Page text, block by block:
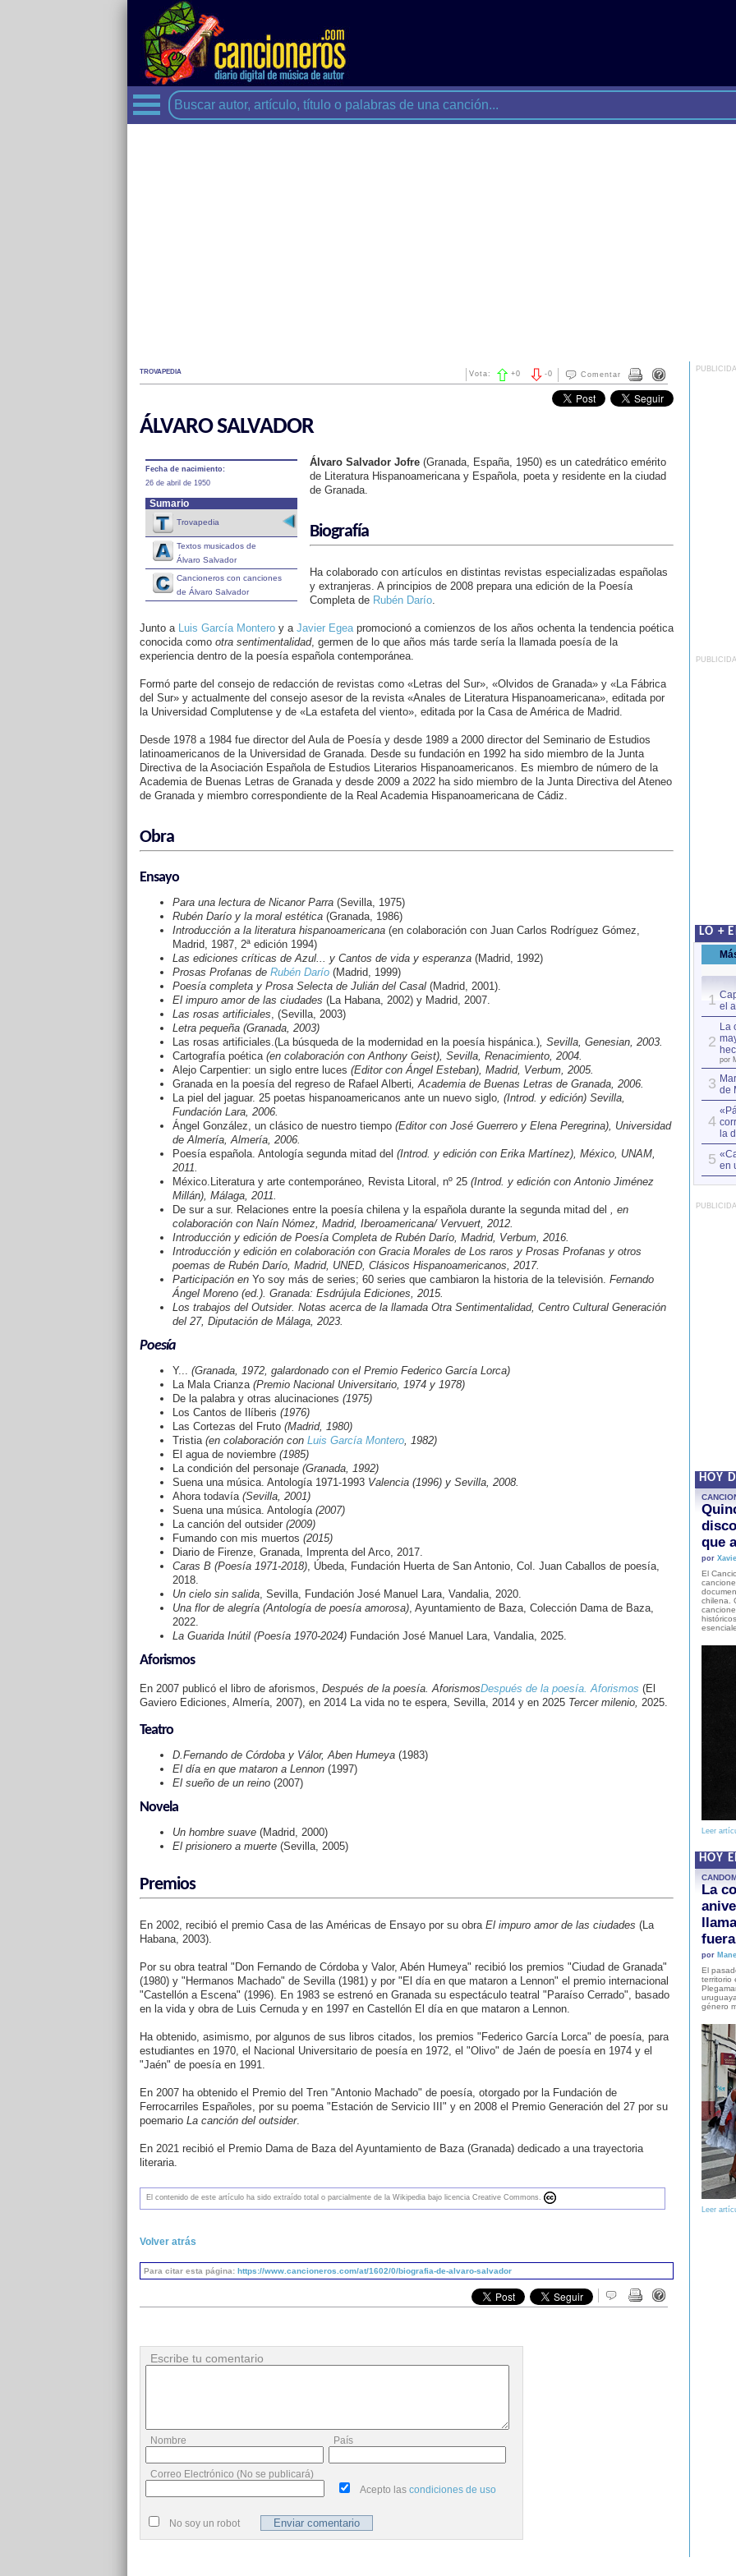
TROVAPEDIA Comentar
-0
Vota: +0
ÁLVARO SALVADOR
Fecha de nacimiento:
26 de abril de 1950
Sumario
Trovapedia
Textos musicados de
Álvaro Salvador
Cancioneros con canciones
de Álvaro Salvador
Álvaro Salvador Jofre(Granada, España, 1950) es un catedrático emérito
de Literatura Hispanoamericana y Española, poeta y residente en la ciudad
de Granada.
Biografía
Ha colaborado con artículos en distintas revistas especializadas españolas
y extranjeras. A principios de 2008 prepara una edición de la Poesía
Completa de Rubén Darío.
Junto a Luis García Monteroy a Javier Egeapromocionó a comienzos de los años ochenta la tendencia poética
conocida como otra sentimentalidad, germen de lo que años más tarde sería la llamada poesía de la
experiencia dentro de la poesía española contemporánea.
Formó parte del consejo de redacción de revistas como «Letras del Sur», «Olvidos de Granada» y «La Fábrica
del Sur» y actualmente del consejo asesor de la revista «Anales de Literatura Hispanoamericana», editada por
la Universidad Complutense y de «La estafeta del viento», editada por la Casa de América de Madrid.
Desde 1978 a 1984 fue director del Aula de Poesía y desde 1989 a 2000 director del Seminario de Estudios
latinoamericanos de la Universidad de Granada. Desde su fundación en 1992 ha sido miembro de la Junta
Directiva de la Asociación Española de Estudios Literarios Hispanoamericanos. Es miembro de número de la
Academia de Buenas Letras de Granada y desde 2009 a 2022 ha sido miembro de la Junta Directiva del Ateneo
de Granada y miembro correspondiente de la Real Academia Hispanoamericana de Cádiz.
Obra
Ensayo
Para una lectura de Nicanor Parra(Sevilla, 1975)
Rubén Darío y la moral estética(Granada, 1986)
Introducción a la literatura hispanoamericana(en colaboración con Juan Carlos Rodríguez Gómez,
Madrid, 1987, 2ª edición 1994)
Las ediciones críticas de Azul... y Cantos de vida y esperanza(Madrid, 1992)
Prosas Profanas de Rubén Darío(Madrid, 1999)
Poesía completa y Prosa Selecta de Julián del Casal(Madrid, 2001).
El impuro amor de las ciudades (La Habana, 2002) y Madrid, 2007.
Las rosas artificiales, (Sevilla, 2003)
Letra pequeña (Granada, 2003)
Las rosas artificiales.(La búsqueda de la modernidad en la poesía hispánica.), Sevilla, Genesian, 2003.
Cartografía poética(en colaboración con Anthony Geist), Sevilla, Renacimiento, 2004.
Alejo Carpentier: un siglo entre luces (Editor con Ángel Esteban), Madrid, Verbum, 2005.
Granada en la poesía del regreso de Rafael Alberti, Academia de Buenas Letras de Granada, 2006.
La piel del jaguar. 25 poetas hispanoamericanos ante un nuevo siglo, (Introd. y edición) Sevilla,
Fundación Lara, 2006.
Ángel González, un clásico de nuestro tiempo(Editor con José Guerrero y Elena Peregrina), Universidad
de Almería, Almería, 2006.
Poesía española. Antología segunda mitad del (Introd. y edición con Erika Martínez), México, UNAM,
2011.
México.Literatura y arte contemporáneo, Revista Litoral, nº 25(Introd. y edición con Antonio Jiménez
Millán), Málaga, 2011.
De sur a sur. Relaciones entre la poesía chilena y la española durante la segunda mitad del , en
colaboración con Naín Nómez, Madrid, Iberoamericana/ Vervuert, 2012.
Introducción y edición de Poesía Completa de Rubén Darío, Madrid, Verbum, 2016.
Introducción y edición en colaboración con Gracia Morales de Los raros y Prosas Profanas y otros
poemas de Rubén Darío, Madrid, UNED, Clásicos Hispanoamericanos, 2017.
Participación en Yo soy más de series; 60 series que cambiaron la historia de la televisión. Fernando
Ángel Moreno (ed.). Granada: Esdrújula Ediciones, 2015.
Los trabajos del Outsider. Notas acerca de la llamada Otra Sentimentalidad, Centro Cultural Generación
del 27, Diputación de Málaga, 2023.
Poesía
Y... (Granada, 1972, galardonado con el Premio Federico García Lorca)
La Mala Crianza(Premio Nacional Universitario, 1974 y 1978)
De la palabra y otras alucinaciones (1975)
Los Cantos de Ilíberis (1976)
Las Cortezas del Fruto(Madrid, 1980)
Tristia(en colaboración con Luis García Montero, 1982)
El agua de noviembre(1985)
La condición del personaje(Granada, 1992)
Suena una música. Antología 1971-1993Valencia (1996) y Sevilla, 2008.
Ahora todavía(Sevilla, 2001)
Suena una música. Antología(2007)
La canción del outsider(2009)
Fumando con mis muertos (2015)
Diario de Firenze, Granada, Imprenta del Arco, 2017.
Caras B (Poesía 1971-2018), Úbeda, Fundación Huerta de San Antonio, Col. Juan Caballos de poesía,
2018.
Un cielo sin salida, Sevilla, Fundación José Manuel Lara, Vandalia, 2020.
Una flor de alegría (Antología de poesía amorosa), Ayuntamiento de Baza, Colección Dama de Baza,
2022.
La Guarida Inútil (Poesía 1970-2024)Fundación José Manuel Lara, Vandalia, 2025.
Aforismos
En 2007 publicó el libro de aforismos, Después de la poesía. AforismosDespués de la poesía. Aforismos (El
Gaviero Ediciones, Almería, 2007), en 2014 La vida no te espera, Sevilla, 2014 y en 2025 Tercer milenio, 2025.
Teatro
D.Fernando de Córdoba y Válor, Aben Humeya(1983)
El día en que mataron a Lennon(1997)
El sueño de un reino(2007)
Novela
Un hombre suave(Madrid, 2000)
El prisionero a muerte(Sevilla, 2005)
Premios
En 2002, recibió el premio Casa de las Américas de Ensayo por su obra El impuro amor de las ciudades (La
Habana, 2003).
Por su obra teatral "Don Fernando de Córdoba y Valor, Abén Humeya" recibió los premios "Ciudad de Granada"
(1980) y "Hermanos Machado" de Sevilla (1981) y por "El día en que mataron a Lennon" el premio internacional
"Castellón a Escena" (1996). En 1983 se estrenó en Granada su espectáculo teatral "Paraíso Cerrado", basado
en la vida y obra de Luis Cernuda y en 1997 en Castellón El día en que mataron a Lennon.
Ha obtenido, asimismo, por algunos de sus libros citados, los premios "Federico García Lorca" de poesía, para
estudiantes en 1970, el Nacional Universitario de poesía en 1972, el "Olivo" de Jaén de poesía en 1974 y el
"Jaén" de poesía en 1991.
En 2007 ha obtenido el Premio del Tren "Antonio Machado" de poesía, otorgado por la Fundación de
Ferrocarriles Españoles, por su poema "Estación de Servicio III" y en 2008 el Premio Generación del 27 por su
poemario La canción del outsider.
En 2021 recibió el Premio Dama de Baza del Ayuntamiento de Baza (Granada) dedicado a una trayectoria
literaria.
El contenido de este artículo ha sido extraído total o parcialmente de la Wikipedia bajo licencia Creative Commons.
Volver atrás
Para citar esta página: https://www.cancioneros.com/at/1602/0/biografia-de-alvaro-salvador
Escribe tu comentario
Nombre País
Correo Electrónico (No se publicará)
Acepto las condiciones de uso
No soy un robot
LO +
1 el
2
La
por
3 de
4
la
5 en
HOY
que
por
El
chilena.
Leer
HOY
La
por
El
territorio
género
Leer